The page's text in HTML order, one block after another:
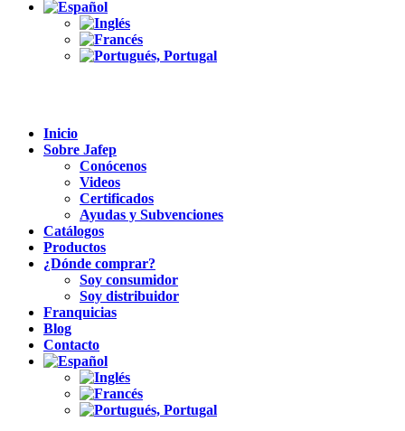
Inicio
Sobre Jafep
Conócenos
Videos
Certificados
Ayudas y Subvenciones
Catálogos
Productos
¿Dónde comprar?
Soy consumidor
Soy distribuidor
Franquicias
Blog
Contacto